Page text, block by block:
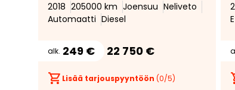
Vetokoukku, Volvo on call
2018 205000 km Joensuu Neliveto
Automaatti Diesel
alk. 249 € 22 750 €
Lisää tarjouspyyntöön (0/5)